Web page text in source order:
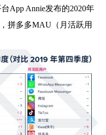
App Annie发布的2020年
拼多多MAU（月活跃用